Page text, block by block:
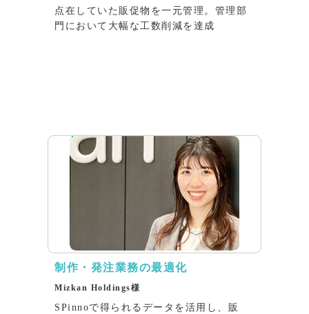
点在していた販促物を一元管理。管理部
門において大幅な工数削減を達成
制作・発注業務の最適化
Mizkan Holdings様
SPinnoで得られるデータを活用し、販